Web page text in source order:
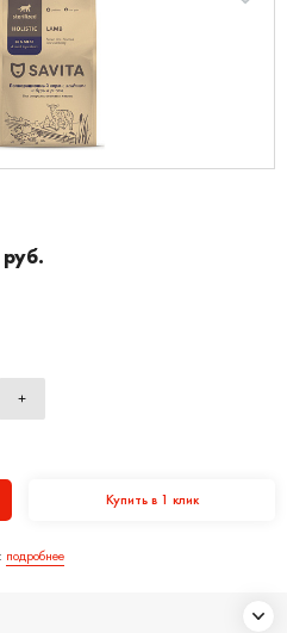
+
Купить в 1 клик
подробнее